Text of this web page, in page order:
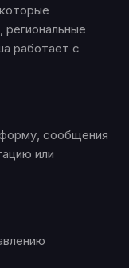
работает с
сообщения
или